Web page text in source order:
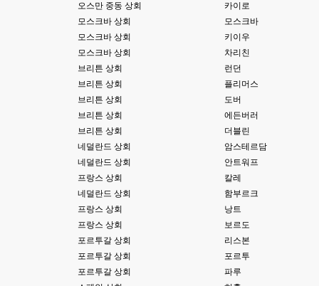
오스만 중동 상회
카이로
모스크바 상회
모스크바
모스크바 상회
키이우
모스크바 상회
차리친
브리튼 상회
런던
브리튼 상회
플리머스
브리튼 상회
도버
브리튼 상회
에든버러
브리튼 상회
더블린
네덜란드 상회
암스테르담
네덜란드 상회
안트워프
프랑스 상회
칼레
네덜란드 상회
함부르크
프랑스 상회
낭트
프랑스 상회
보르도
포르투갈 상회
리스본
포르투갈 상회
포르투
포르투갈 상회
파루
아녀요 하실꺼 하셔도 되요 ㅋ
라이믹스로 갈아타야되나 말아야하나 심히 고민중입니다 ㅋ
워드프레스는 영 손에 안맞고 ..
이거 아직 xe1인가용
이쪽 사이트는 웹호스팅 php5.5버전쪽 ,,
라이믹스나 xe1이나 똑같은거같은데용 ㅎ-ㅎ;;; 중요한 데이트가있으면 옴기
기 골치 아프긴 한데 전 갈아업고 넘어가서